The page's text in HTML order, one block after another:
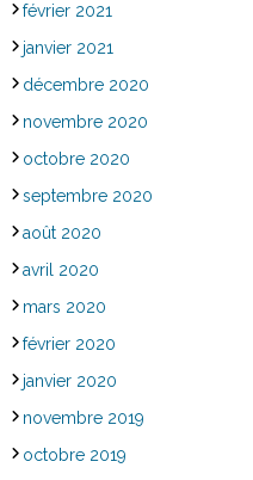
février 2021
janvier 2021
décembre 2020
novembre 2020
octobre 2020
septembre 2020
août 2020
avril 2020
mars 2020
février 2020
janvier 2020
novembre 2019
octobre 2019